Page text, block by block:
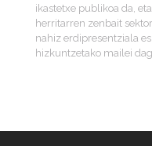
ikastetxe publikoa da,
herritarren zenbait
nahiz erdipresentziala
hizkuntzetako mailei